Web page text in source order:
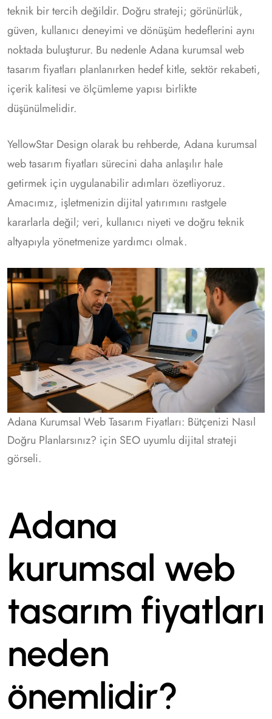
teknik bir tercih değildir. Doğru strateji; görünürlük,
güven, kullanıcı deneyimi ve dönüşüm hedeflerini aynı
noktada buluşturur. Bu nedenle Adana kurumsal web
tasarım fiyatları planlanırken hedef kitle, sektör rekabeti,
içerik kalitesi ve ölçümleme yapısı birlikte
düşünülmelidir.
YellowStar Design olarak bu rehberde, Adana kurumsal
web tasarım fiyatları sürecini daha anlaşılır hale
getirmek için uygulanabilir adımları özetliyoruz.
Amacımız, işletmenizin dijital yatırımını rastgele
kararlarla değil; veri, kullanıcı niyeti ve doğru teknik
altyapıyla yönetmenize yardımcı olmak.
Adana Kurumsal Web Tasarım Fiyatları: Bütçenizi Nasıl
Doğru Planlarsınız? için SEO uyumlu dijital strateji
görseli.
Adana
kurumsal web
tasarım fiyatları
neden
önemlidir?